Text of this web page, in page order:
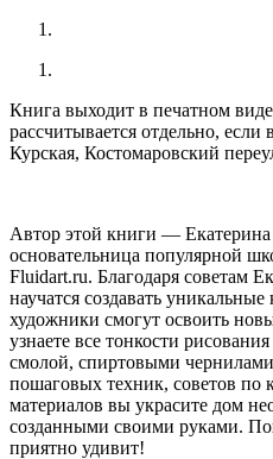
Книга выходит в печатном
рассчитывается отдельно,
Курская, Костомаровский
Автор этой книги —
основательница популярной
Fluidart.ru. Благодаря советам
научатся создавать
художники смогут освоить
узнаете все тонкости
смолой, спиртовыми
пошаговых техник, советов по
материалов вы украсите дом
созданными своими руками.
приятно удивит!